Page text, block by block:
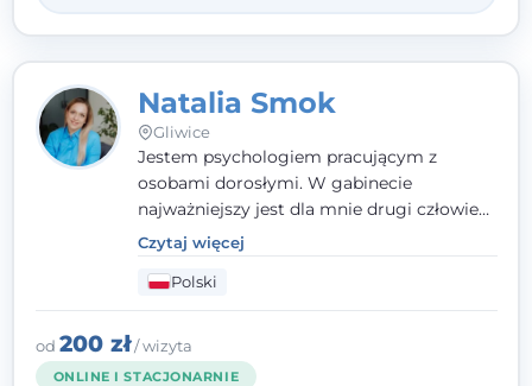
Natalia Smok
Gliwice
Jestem psychologiem pracującym z
osobami dorosłymi. W gabinecie
najważniejszy jest dla mnie drugi człowiek
- wierzę, że empatia, autentyczność i pełne
zaangażowanie tworzą bezpieczną
przestrzeń, będącą podstawą pracy nad
zmianą. W praktyce korzystam m.in. z
narzędzi Racjonalnej Terapii Zachowania.
Czytaj więcej
Polski
od 200 zł/ wizyta
ONLINE I STACJONARNIE